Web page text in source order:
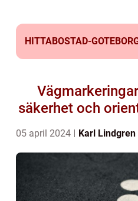
HITTABOSTAD-
säkerhet och
05 april 2024 Karl Lindgren